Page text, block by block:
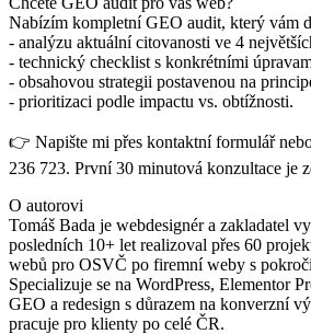
Nabízím kompletní GEO audit, který vám
- analýzu aktuální citovanosti ve 4
- technický checklist s konkrétními
- obsahovou strategii postavenou na
- prioritizaci podle impactu vs. obtížnosti.
👉 Napište mi přes kontaktní formulář
236 723. První 30 minutová konzultace je
O autorovi
Tomáš Bada je webdesignér a zakladatel
posledních 10+ let realizoval přes 60
webů pro OSVČ po firemní weby s
Specializuje se na WordPress, Elementor
GEO a redesign s důrazem na konverzní
pracuje pro klienty po celé ČR.